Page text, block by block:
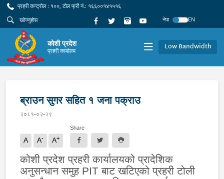
प्रहरी कन्ट्रोल : १००, टोल फ्री नं.: १६६००१४१५१६
नेपा
EN
कोशी प्रदेश
प्रहरी कार्यालय Low Bandwidth
ब्राउन सुगर सहित १ जना पक्राउ
२०८१-०२-२९
A A- A+
Share
कोशी प्रदेश प्रहरी कार्यालयको प्रादेशिक
अनुसन्धान समुह PITबाट खटिएको प्रहरी टोली